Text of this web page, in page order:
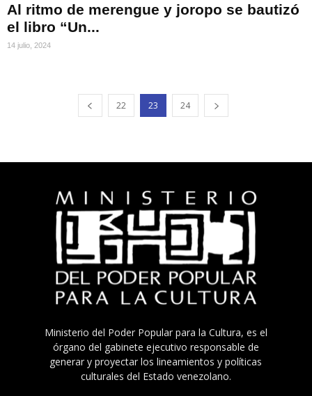
Al ritmo de merengue y joropo se bautizó
el libro “Un...
14 julio, 2024
22 23 24
Ministerio del Poder Popular para la Cultura, es el
órgano del gabinete ejecutivo responsable de
generar y proyectar los lineamientos y políticas
culturales del Estado venezolano.